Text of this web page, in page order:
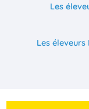
Les
Les